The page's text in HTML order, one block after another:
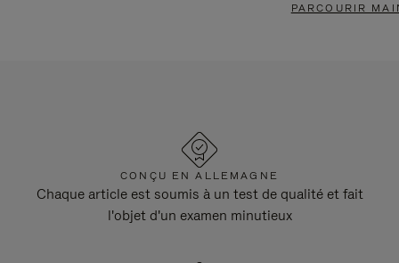
PARCOURIR
CONÇU EN ALLEMAGNE
Chaque article est soumis à un test de qualité et fait
l'objet d'un examen minutieux